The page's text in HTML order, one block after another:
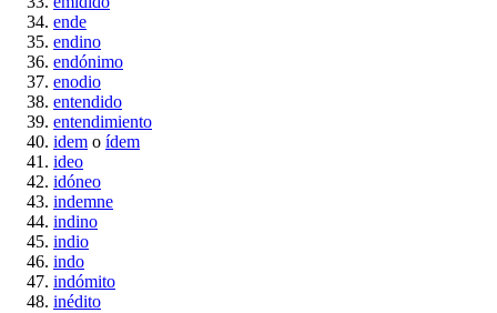
ende
endino
endónimo
enodio
entendido
entendimiento
idem o ídem
ideo
idóneo
indemne
indino
indio
indo
indómito
inédito